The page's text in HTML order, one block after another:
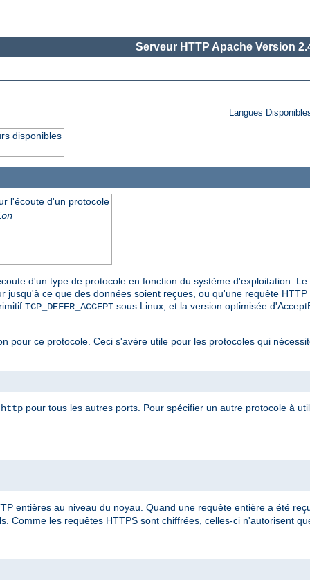
Serveur HTTP Apache Version
Langues
disponibles
l'écoute d'un protocole
d'un type de protocole en fonction du système d'exploitation.
ce que des données soient reçues, ou qu'une requête
TCP_DEFER_ACCEPT sous Linux, et la version optimisée
pour ce protocole. Ceci s'avère utile pour les protocoles qui
http pour tous les autres ports. Pour spécifier un autre protocole à
entières au niveau du noyau. Quand une requête entière a été
Comme les requêtes HTTPS sont chiffrées, celles-ci n'autorisent